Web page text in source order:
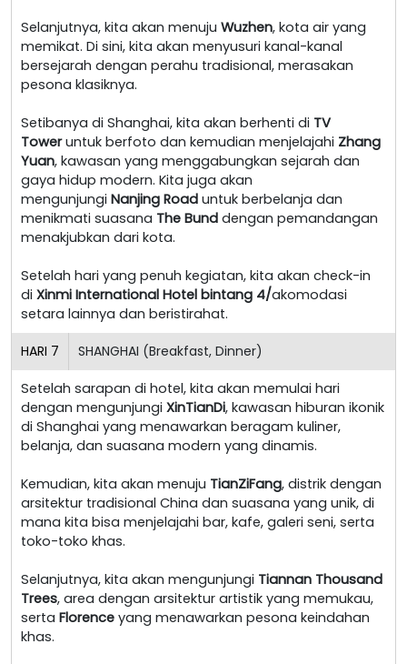
Selanjutnya, kita akan menuju Wuzhen, kota air yang
memikat. Di sini, kita akan menyusuri kanal-kanal
bersejarah dengan perahu tradisional, merasakan
pesona klasiknya.
Setibanya di Shanghai, kita akan berhenti di TV
Toweruntuk berfoto dan kemudian menjelajahi Zhang
Yuan, kawasan yang menggabungkan sejarah dan
gaya hidup modern. Kita juga akan
mengunjungi Nanjing Road untuk berbelanja dan
menikmati suasana The Bund dengan pemandangan
menakjubkan dari kota.
Setelah hari yang penuh kegiatan, kita akan check-in
di Xinmi International Hotel bintang 4/akomodasi
setara lainnya dan beristirahat.
HARI 7 SHANGHAI (Breakfast, Dinner)
Setelah sarapan di hotel, kita akan memulai hari
dengan mengunjungi XinTianDi, kawasan hiburan ikonik
di Shanghai yang menawarkan beragam kuliner,
belanja, dan suasana modern yang dinamis.
Kemudian, kita akan menuju TianZiFang, distrik dengan
arsitektur tradisional China dan suasana yang unik, di
mana kita bisa menjelajahi bar, kafe, galeri seni, serta
toko-toko khas.
Selanjutnya, kita akan mengunjungi Tiannan Thousand
Trees, area dengan arsitektur artistik yang memukau,
serta Florence yang menawarkan pesona keindahan
khas.